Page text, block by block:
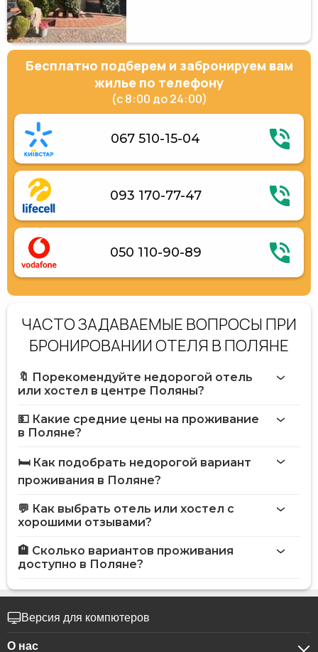
Бесплатно подберем и забронируем вам
жилье по телефону
(с 8:00 до 24:00)
067 510-15-04
093 170-77-47
050 110-90-89
ЧАСТО ЗАДАВАЕМЫЕ ВОПРОСЫ ПРИ
БРОНИРОВАНИИ ОТЕЛЯ В ПОЛЯНЕ
🔖 Порекомендуйте недорогой отель
или хостел в центре Поляны?
💵 Какие средние цены на проживание
в Поляне?
🛏️ Как подобрать недорогой вариант
проживания в Поляне?
💬 Как выбрать отель или хостел с
хорошими отзывами?
🏨 Сколько вариантов проживания
доступно в Поляне?
Версия для компютеров
О нас